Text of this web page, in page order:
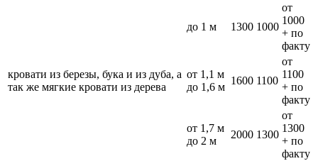
кровати из березы, бука и из дуба, а
так же мягкие кровати из дерева
до 1 м 1300 1000
от
1000
+ по
факту
от 1,1 м
до 1,6 м
1600 1100
от
1100
+ по
факту
от 1,7 м
до 2 м
2000 1300
от
1300
+ по
факту